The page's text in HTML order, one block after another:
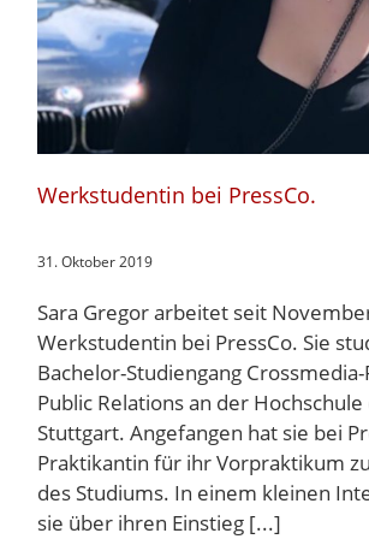
Werkstudentin bei PressCo.
31. Oktober 2019
Sara Gregor arbeitet seit
Werkstudentin bei PressCo. Sie
Bachelor-Studiengang
Public Relations an der
Stuttgart. Angefangen hat sie bei
Praktikantin für ihr Vorpraktikum
des Studiums. In einem kleinen
sie über ihren Einstieg [...]